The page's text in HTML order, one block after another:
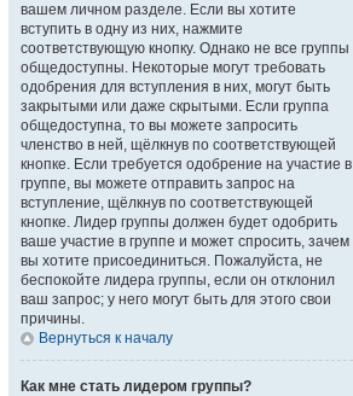
вашем личном разделе. Если вы хотите
вступить в одну из них, нажмите
соответствующую кнопку. Однако не все группы
общедоступны. Некоторые могут требовать
одобрения для вступления в них, могут быть
закрытыми или даже скрытыми. Если группа
общедоступна, то вы можете запросить
членство в ней, щёлкнув по соответствующей
кнопке. Если требуется одобрение на участие в
группе, вы можете отправить запрос на
вступление, щёлкнув по соответствующей
кнопке. Лидер группы должен будет одобрить
ваше участие в группе и может спросить, зачем
вы хотите присоединиться. Пожалуйста, не
беспокойте лидера группы, если он отклонил
ваш запрос; у него могут быть для этого свои
причины.
Вернуться к началу
Как мне стать лидером группы?